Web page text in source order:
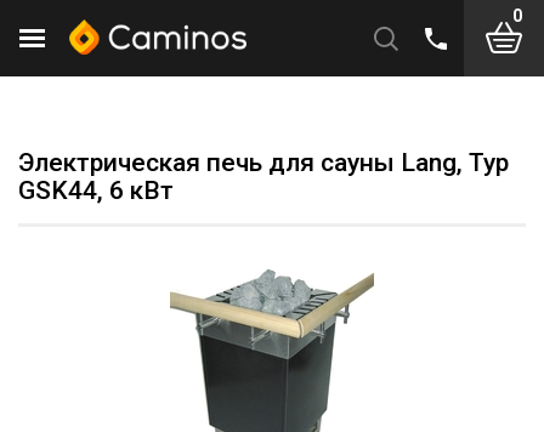
0
Электрическая печь для сауны Lang, Typ
GSK44, 6 кВт